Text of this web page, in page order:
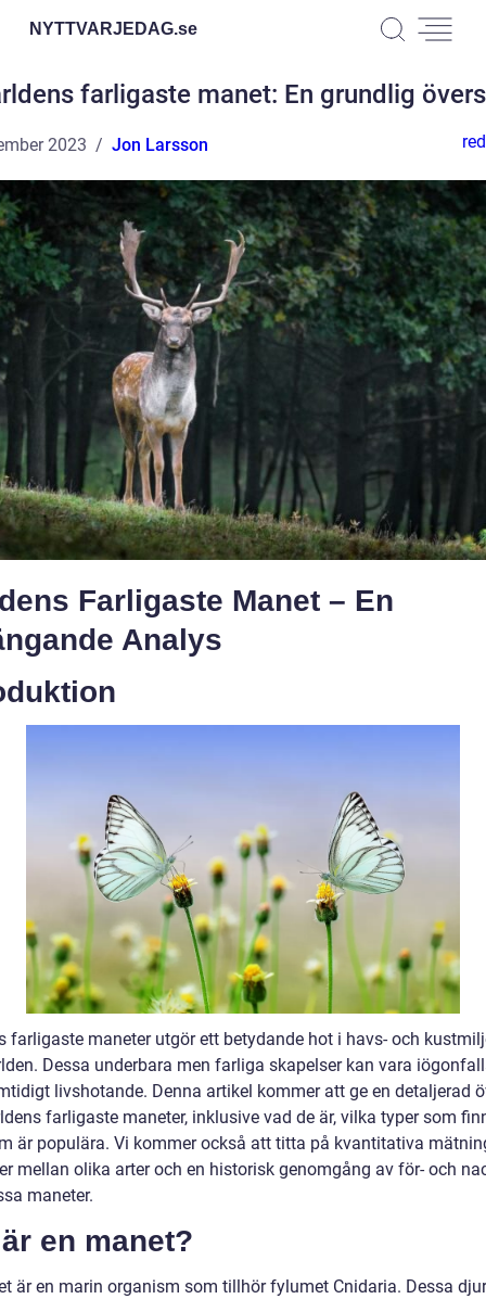
NYTTVARJEDAG.se
farligaste manet: En grundlig
2023 Jon Larsson
Farligaste Manet – En
Analys
farligaste maneter utgör ett betydande hot i havs- och
Dessa underbara men farliga skapelser kan vara
livshotande. Denna artikel kommer att ge en detaljerad
farligaste maneter, inklusive vad de är, vilka typer som
är populära. Vi kommer också att titta på kvantitativa
mellan olika arter och en historisk genomgång av för- och
maneter.
en manet?
är en marin organism som tillhör fylumet Cnidaria. Dessa